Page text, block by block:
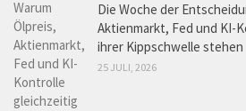
Die Woche der
Aktienmarkt, Fed und KI-
ihrer Kippschwelle stehen
25 JULI, 2026